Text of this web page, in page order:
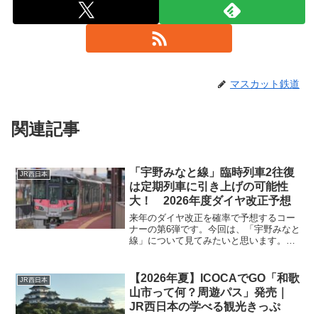
マスカット鉄道
関連記事
JR西日本
「宇野みなと線」臨時列車2往復
は定期列車に引き上げの可能性
大！ 2026年度ダイヤ改正予想
来年のダイヤ改正を確率で予想するコー
ナーの第6弾です。今回は、「宇野みなと
線」について見てみたいと思います。こ
よび所要時間に恵まれていない路線です
が、来年は明るいニュー...
JR西日本
【2026年夏】ICOCAでGO「和歌
山市って何？周遊パス」発売｜
JR西日本の学べる観光きっぷ